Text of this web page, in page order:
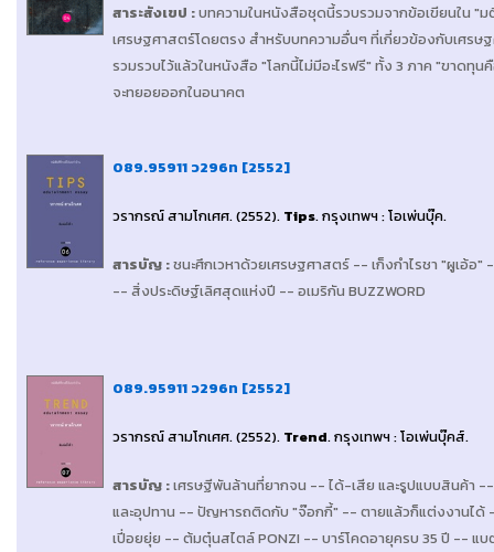
สาระสังเขป :บทความในหนังสือชุดนี้รวบรวมจากข้อเขียนใน "
เศรษฐศาสตร์โดยตรง สำหรับบทความอื่นๆ ที่เกี่ยวข้องกับเศรษ
รวมรวบไว้แล้วในหนังสือ "โลกนี้ไม่มีอะไรฟรี" ทั้ง 3 ภาค "ขาด
จะทยอยออกในอนาคต
089.95911 ว296ท [2552]
วรากรณ์ สามโกเศศ. (2552). Tips.กรุงเทพฯ : โอเพ่นบุ๊ค.
สารบัญ :ชนะศึกเวหาด้วยเศรษฐศาสตร์ -- เก็งกำไรชา "ผูเอ้
-- สิ่งประดิษฐ์เลิศสุดแห่งปี -- อเมริกัน BUZZWORD
089.95911 ว296ท [2552]
วรากรณ์ สามโกเศศ. (2552). Trend.กรุงเทพฯ : โอเพ่นบุ๊คส์.
สารบัญ :เศรษฐีพันล้านที่ยากจน -- ได้-เสีย และรูปแบบสินค้า
และอุปทาน -- ปัญหารถติดกับ "จ๊อกกี้" -- ตายแล้วก็แต่งงานได้
เปี่อยยุ่ย -- ต้มตุ๋นสไตล์ PONZI -- บาร์โคดอายุครบ 35 ปี -- แ